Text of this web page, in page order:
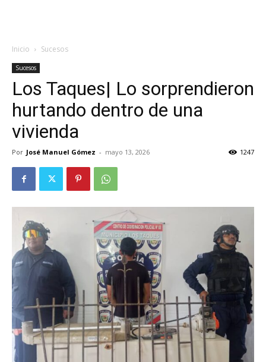
Inicio Sucesos
Sucesos
Los Taques| Lo sorprendieron
hurtando dentro de una
vivienda
Por José Manuel Gómez - mayo 13, 2026 1247